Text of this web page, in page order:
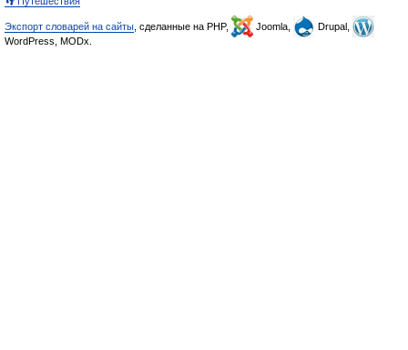
Экспорт словарей на сайты , сделанные на PHP, Joomla,
Drupal,
WordPress, MODx.